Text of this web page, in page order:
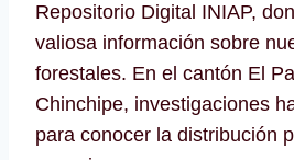
Repositorio Digital INIAP,
valiosa información sobre
forestales. En el cantón El
Chinchipe, investigaciones
para conocer la distribución